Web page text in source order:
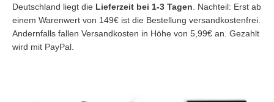
Deutschland liegt die Lieferzeit bei 1-3 Tagen. Nachteil: Erst ab
einem Warenwert von 149€ ist die Bestellung versandkostenfrei.
Andernfalls fallen Versandkosten in Höhe von 5,99€ an. Gezahlt
wird mit PayPal.